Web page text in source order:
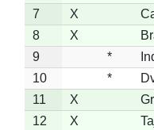
7
X
8
X
9
*
10
*
11
X
12
X